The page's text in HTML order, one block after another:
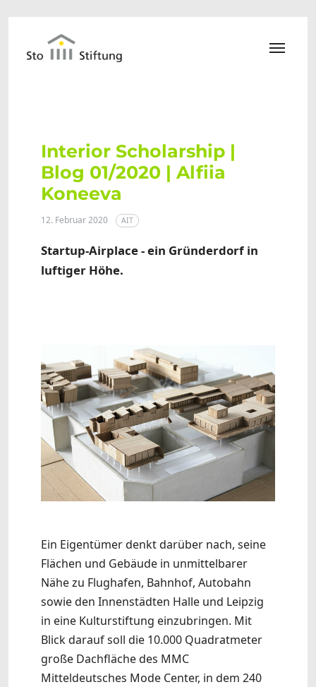
Interior Scholarship |
Blog 01/2020 | Alfiia
Koneeva
12. Februar 2020 AIT
Startup-Airplace - ein Gründerdorf in
luftiger Höhe.
Ein Eigentümer denkt darüber nach, seine
Flächen und Gebäude in unmittelbarer
Nähe zu Flughafen, Bahnhof, Autobahn
sowie den Innenstädten Halle und Leipzig
in eine Kulturstiftung einzubringen. Mit
Blick darauf soll die 10.000 Quadratmeter
große Dachfläche des MMC
Mitteldeutsches Mode Center, in dem 240